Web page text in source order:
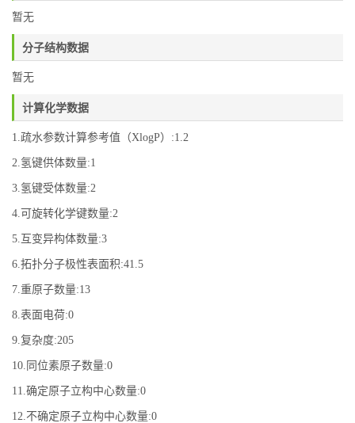
暂无
分子结构数据
暂无
计算化学数据
1.疏水参数计算参考值（XlogP）:1.2
2.氢键供体数量:1
3.氢键受体数量:2
4.可旋转化学键数量:2
5.互变异构体数量:3
6.拓扑分子极性表面积:41.5
7.重原子数量:13
8.表面电荷:0
9.复杂度:205
10.同位素原子数量:0
11.确定原子立构中心数量:0
12.不确定原子立构中心数量:0